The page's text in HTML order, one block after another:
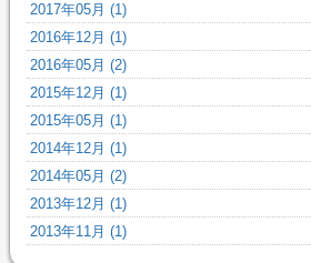
2017年05月 (1)
2016年12月 (1)
2016年05月 (2)
2015年12月 (1)
2015年05月 (1)
2014年12月 (1)
2014年05月 (2)
2013年12月 (1)
2013年11月 (1)